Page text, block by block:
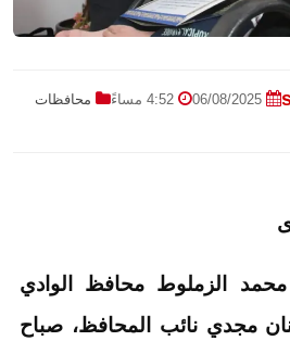
06/08/2025 4:52 مساءً محافظات
محمد الزملوط محافظ الوادي
مجدي نائب المحافظ، صباح